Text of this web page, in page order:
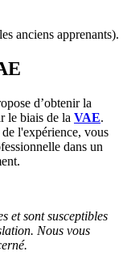
anciens apprenants).
d’obtenir la
le biais de la VAE.
l'expérience, vous
dans un
et sont susceptibles
Nous vous